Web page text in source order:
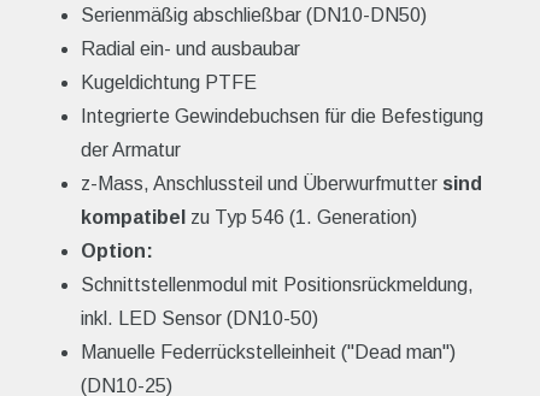
Serienmäßig abschließbar (DN10-DN50)
Radial ein- und ausbaubar
Kugeldichtung PTFE
Integrierte Gewindebuchsen für die Befestigung
der Armatur
z-Mass, Anschlussteil und Überwurfmutter sind
kompatibel zu Typ 546 (1. Generation)
Option:
Schnittstellenmodul mit Positionsrückmeldung,
inkl. LED Sensor (DN10-50)
Manuelle Federrückstelleinheit ("Dead man")
(DN10-25)